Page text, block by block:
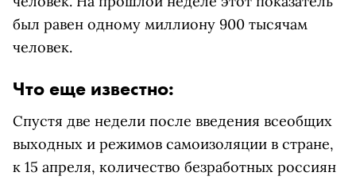
был равен одному миллиону 900 тысячам
человек.
Что еще известно:
Спустя две недели после введения всеобщих
выходных и режимов самоизоляции в стране,
к 15 апреля, количество безработных россиян